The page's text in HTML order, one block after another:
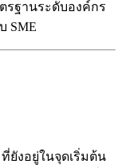
ตรฐานระดับองค์กร
SME
ยังอยู่ในจุดเริ่มต้น